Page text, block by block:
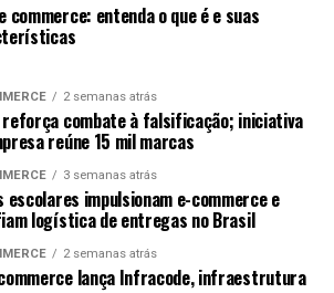
commerce: entenda o que é e suas
2 semanas atrás
reforça combate à falsificação; iniciativa
reúne 15 mil marcas
3 semanas atrás
escolares impulsionam e-commerce e
logística de entregas no Brasil
2 semanas atrás
lança Infracode, infraestrutura